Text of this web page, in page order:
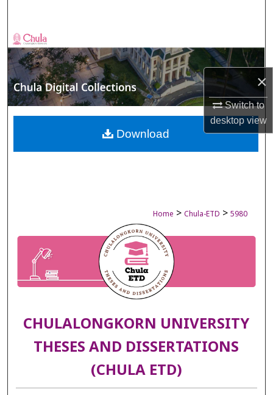
×
Switch to
desktopview
Browse Collections
My Account
About
Digital Commons Network™
Home > Chula-ETD > 5980
CHULALONGKORN UNIVERSITY
THESES AND DISSERTATIONS
(CHULA ETD)
Download